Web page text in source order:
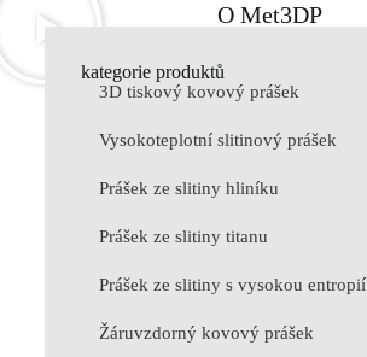
O Met3DP
kategorie produktů
3D tiskový kovový prášek
Vysokoteplotní slitinový prášek
Prášek ze slitiny hliníku
Prášek ze slitiny titanu
Prášek ze slitiny s vysokou entropií
Žáruvzdorný kovový prášek